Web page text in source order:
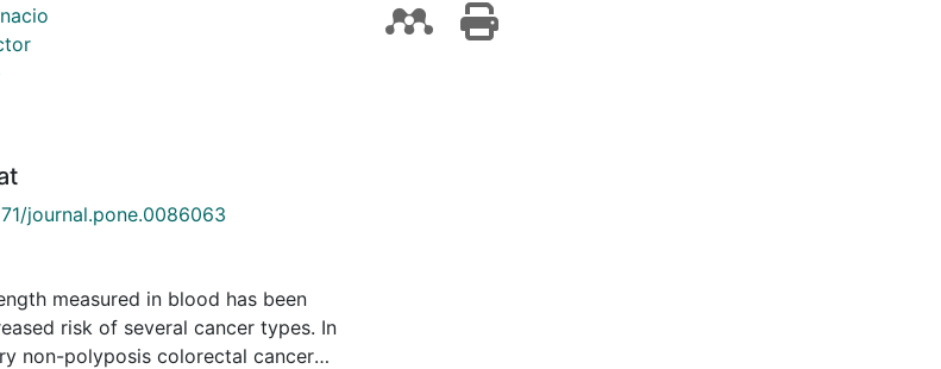
journal.pone.0086063
measured in blood has been
risk of several cancer types. In
non-polyposis colorectal cancer